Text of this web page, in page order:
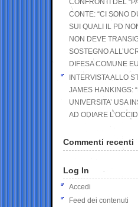
CONFRONTI DEL
CONTE: “CI SONO
SUI QUALI IL PD
NON DEVE
SOSTEGNO
DIFESA COMUNE
INTERVISTA ALLO
JAMES HANKINGS:
UNIVERSITA’ USA
AD ODIARE
Commenti recenti
Log In
Accedi
Feed dei contenuti